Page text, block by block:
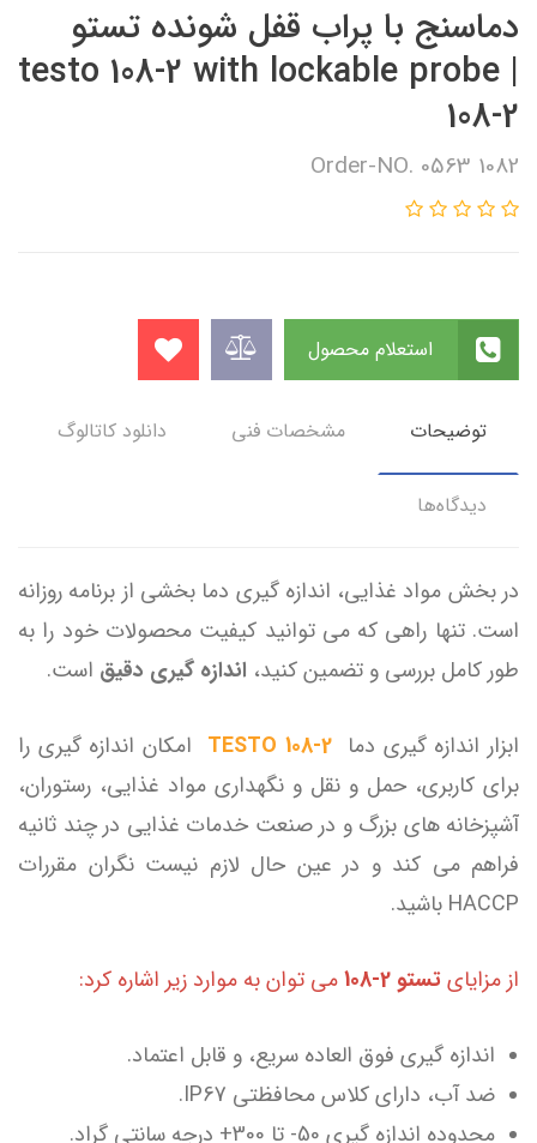
دماسنج با پراب قفل شونده تستو
testo 108-2 with lockable probe |
108-2
Order-NO. 0563 1082
توضیحات مشخصات فنی دانلود کاتالوگ
دیدگاه‌ها
در بخش مواد غذایی، اندازه گیری دما بخشی از برنامه روزانه
است. تنها راهی که می توانید کیفیت محصولات خود را به
طور کامل بررسی و تضمین کنید، اندازه گیری دقیق است.
ابزار اندازه گیری دما TESTO 108-2
امکان اندازه گیری را
برای کاربری، حمل و نقل و نگهداری مواد غذایی، رستوران،
آشپزخانه های بزرگ و در صنعت خدمات غذایی در چند ثانیه
فراهم می کند و در عین حال لازم نیست نگران مقررات
HACCP باشید.
از مزایایتستو 2-108 می توان به موارد زیر اشاره کرد:
اندازه گیری فوق العاده سریع، و قابل اعتماد.
ضد آب، دارای کلاس محافظتی IP67.
محدوده اندازه گیری 50- تا 300+ درجه سانتی گراد.